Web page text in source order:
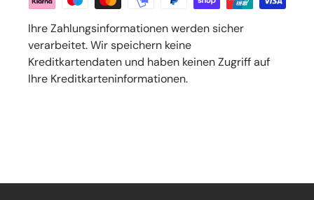
Ihre Zahlungsinformationen werden sicher
verarbeitet. Wir speichern keine
Kreditkartendaten und haben keinen Zugriff auf
Ihre Kreditkarteninformationen.